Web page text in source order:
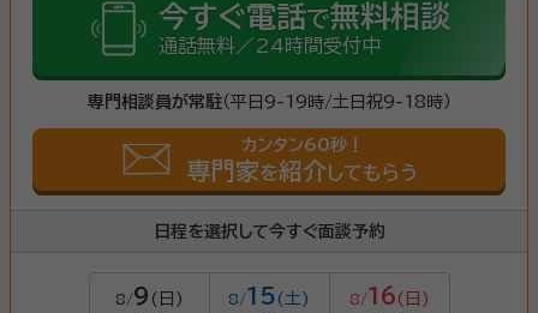
今すぐ電話で無料相談
通話無料／24時間受付中
専門相談員が常駐（平日9-19時/土日祝9-18時）
カンタン60秒！
専門家を紹介 してもらう
日程を選択して今すぐ面談予約
8/9 (日) 8/15(土) 8/16 (日)